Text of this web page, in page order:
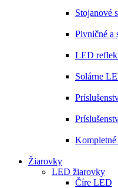
Stojanové
Pivničné a
LED
Solárne
Kompletné
Žiarovky
LED žiarovky
Číre LED